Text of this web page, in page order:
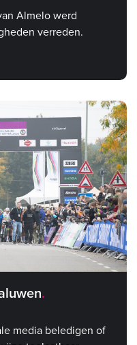
Almelo werd
verreden.
media beledigen of